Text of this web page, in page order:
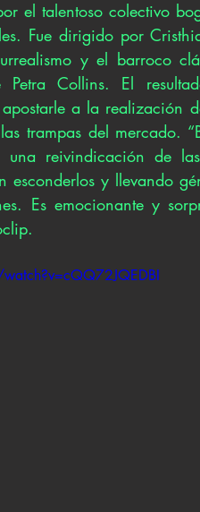
el talentoso colectivo
Fue dirigido por
y el barroco
Collins. El
a la realización
trampas del mercado.
una reivindicación de
esconderlos y llevando
Es emocionante y